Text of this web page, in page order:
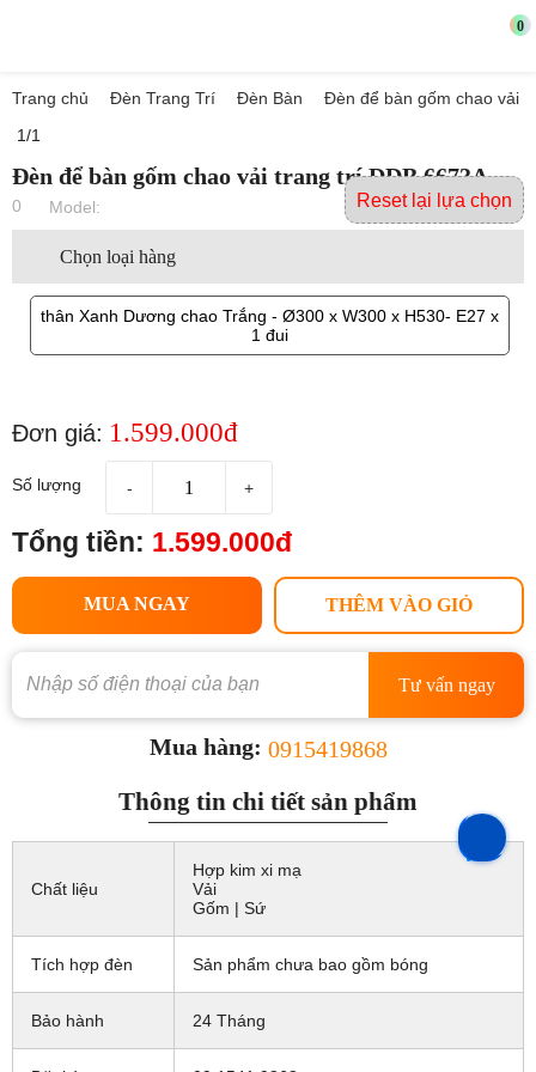
0
Trang chủ Đèn Trang Trí Đèn Bàn
Đèn để bàn gốm chao vải
1/1
Đèn để bàn gốm chao vải trang trí DDB 6673A
0 Model:
Chọn loại hàng
thân Xanh Dương chao Trắng - Ø300 x W300 x H530- E27 x
1 đui
Reset lại lựa chọn
Đơn giá: 1.599.000đ
Số lượng - +
Tổng tiền: 1.599.000đ
MUA NGAY THÊM VÀO GIỎ
Tư vấn ngay
Mua hàng: 0915419868
Thông tin chi tiết sản phẩm
Chất liệu
Hợp kim xi mạ
Vải
Gốm | Sứ
Tích hợp đèn Sản phẩm chưa bao gồm bóng
Bảo hành 24 Tháng